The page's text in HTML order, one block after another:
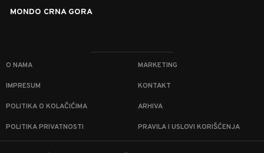
MONDO CRNA GORA
O NAMA MARKETING
IMPRESUM KONTAKT
POLITIKA O KOLAČIĆIMA ARHIVA
POLITIKA PRIVATNOSTI PRAVILA I USLOVI KORIŠĆENJA